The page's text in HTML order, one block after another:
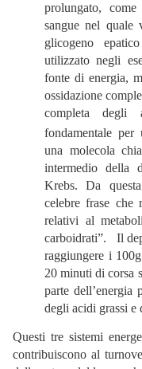
prolungato,
sangue nel quale
glicogeno
utilizzato negli
fonte di energia,
ossidazione
completa
fondamentale per
una molecola
intermedio della
Krebs. Da
celebre frase che
relativi al
carboidrati”. Il
raggiungere i
20 minuti di corsa
parte dell’energia
degli acidi grassi e
Questi tre sistemi
contribuiscono al